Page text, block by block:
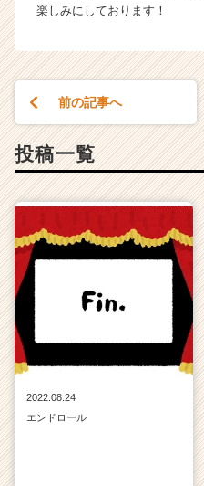
e
r
e
楽しみにしております！
前の記事へ
投稿一覧
2022.08.24
エンドロール